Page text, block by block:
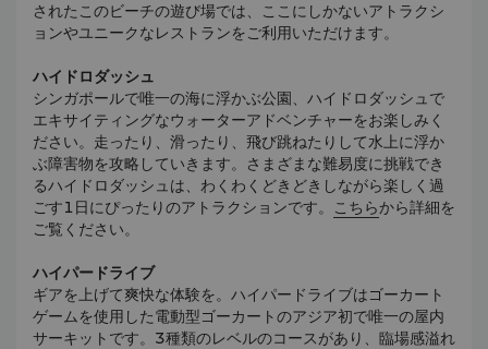
されたこのビーチの遊び場では、ここにしかないアトラクシ
ョンやユニークなレストランをご利用いただけます。
ハイドロダッシュ
シンガポールで唯一の海に浮かぶ公園、ハイドロダッシュで
エキサイティングなウォーターアドベンチャーをお楽しみく
ださい。走ったり、滑ったり、飛び跳ねたりして水上に浮か
ぶ障害物を攻略していきます。さまざまな難易度に挑戦でき
るハイドロダッシュは、わくわくどきどきしながら楽しく過
ごす1日にぴったりのアトラクションです。
こちらから詳細を
ご覧ください。
ハイパードライブ
ギアを上げて爽快な体験を。ハイパードライブはゴーカート
ゲームを使用した電動型ゴーカートのアジア初で唯一の屋内
サーキットです。3種類のレベルのコースがあり、臨場感溢れ